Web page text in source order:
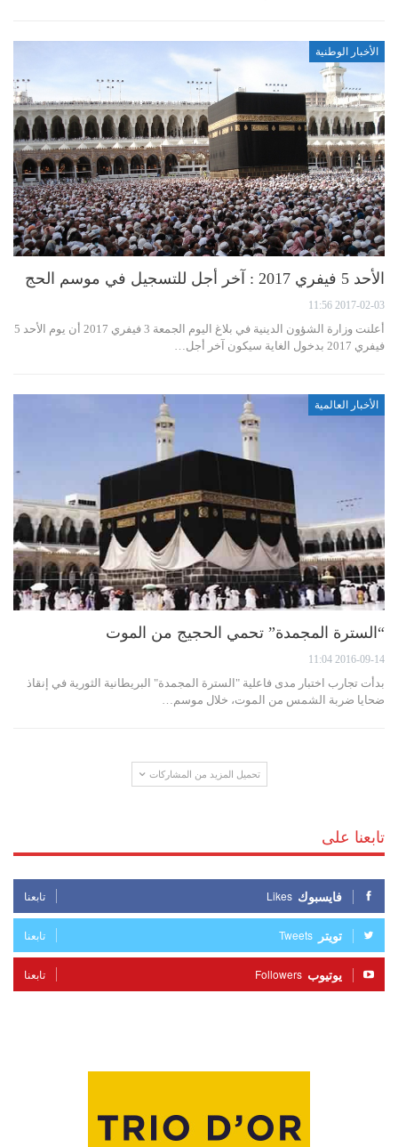
الأخبار الوطنية
الأحد 5 فيفري 2017 : آخر أجل للتسجيل في موسم الحج
2017-02-03 11:56
أعلنت وزارة الشؤون الدينية في بلاغ اليوم الجمعة 3 فيفري 2017 أن يوم الأحد 5
فيفري 2017 بدخول الغاية سيكون آخر أجل…
الأخبار العالمية
“السترة المجمدة” تحمي الحجيج من الموت
2016-09-14 11:04
بدأت تجارب اختبار مدى فاعلية "السترة المجمدة" البريطانية الثورية في إنقاذ
ضحايا ضربة الشمس من الموت، خلال موسم…
تحميل المزيد من المشاركات
تابعنا على
فايسبوك Likes تابعنا
تويتر Tweets تابعنا
يوتيوب Followers تابعنا